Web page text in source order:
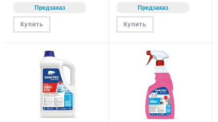
Предзаказ
Купить
Предзаказ
Купить